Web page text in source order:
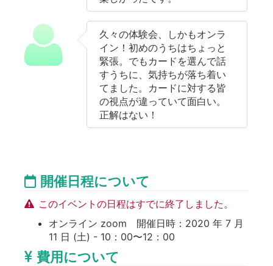
久々の体験会、しかもオンラ
イン！初めのうちはちょっと
緊張。でもカードを選んで話
すうちに、気持ちが落ち着い
てました。カードに対する皆
の視点が違っていて面白い。
正解はない！
開催日程について
このイベントの日程はすでに終了しました。
オンライン zoom 開催日時：2020 年 7 月
11 日 (土) - 10：00〜12：00
費用について